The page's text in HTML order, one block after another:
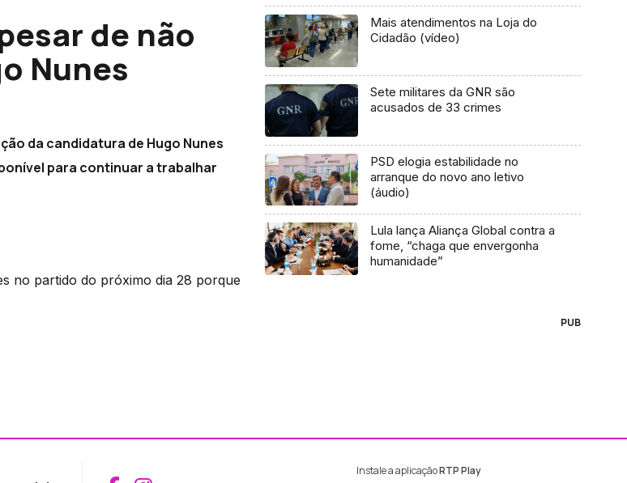
de não
Nunes
da candidatura de Hugo Nunes
para continuar a trabalhar
no partido do próximo dia 28 porque
Mais atendimentos na Loja do
Cidadão (vídeo)
Sete militares da GNR são
acusados de 33 crimes
PSD elogia estabilidade no
arranque do novo ano letivo
(áudio)
Lula lança Aliança Global contra a
fome, “chaga que envergonha
humanidade”
PUB
Instale a aplicaçãoRTP Play